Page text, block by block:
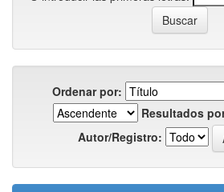
Ordenar por:
Resultados
Autor/Registro: